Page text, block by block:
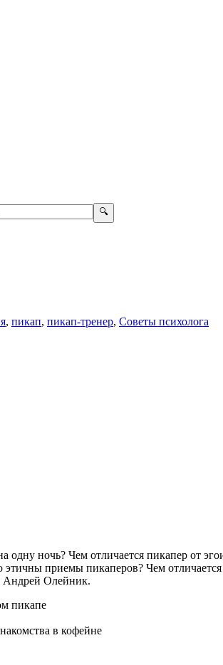
, пикап, пикап-тренер, Советы психолога
ночь? Чем отличается пикапер от
приемы пикаперов? Чем
Андрей Олейник.
пикапе
в кофейне